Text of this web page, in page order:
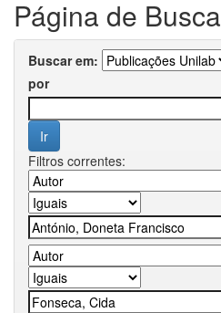
Página de Busca
Buscar em:
por
Filtros correntes: